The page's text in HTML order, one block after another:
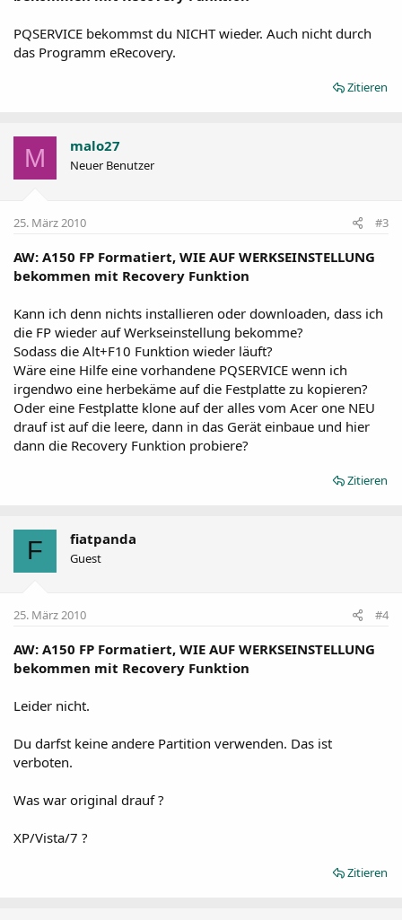
PQSERVICE bekommst du NICHT wieder. Auch nicht durch
das Programm eRecovery.
Zitieren
M malo27
Neuer Benutzer
25. März 2010 #3
AW: A150 FP Formatiert, WIE AUF WERKSEINSTELLUNG
bekommen mit Recovery Funktion
Kann ich denn nichts installieren oder downloaden, dass ich
die FP wieder auf Werkseinstellung bekomme?
Sodass die Alt+F10 Funktion wieder läuft?
Wäre eine Hilfe eine vorhandene PQSERVICE wenn ich
irgendwo eine herbekäme auf die Festplatte zu kopieren?
Oder eine Festplatte klone auf der alles vom Acer one NEU
drauf ist auf die leere, dann in das Gerät einbaue und hier
dann die Recovery Funktion probiere?
Zitieren
F fiatpanda
Guest
25. März 2010 #4
AW: A150 FP Formatiert, WIE AUF WERKSEINSTELLUNG
bekommen mit Recovery Funktion
Leider nicht.
Du darfst keine andere Partition verwenden. Das ist
verboten.
Was war original drauf ?
XP/Vista/7 ?
Zitieren